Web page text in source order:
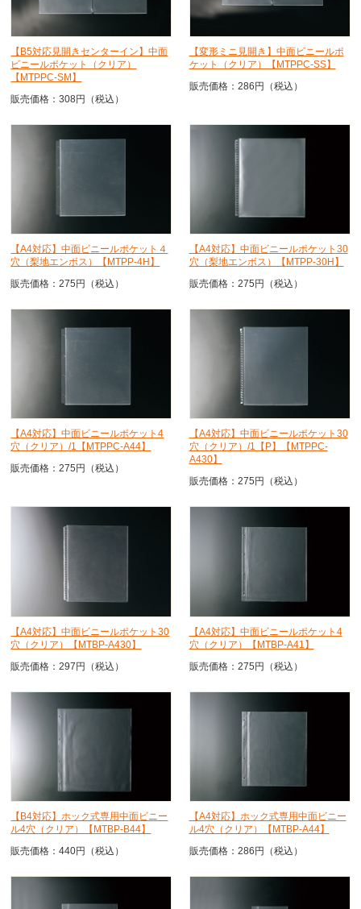
【B5対応見開きセンターイン】中面
ビニールポケット（クリア）
【MTPPC-SM】
販売価格：308円（税込）
【変形ミニ見開き】中面ビニールポ
ケット（クリア）【MTPPC-SS】
販売価格：286円（税込）
【A4対応】中面ビニールポケット４
穴（梨地エンボス）【MTPP-4H】
販売価格：275円（税込）
【A4対応】中面ビニールポケット30
穴（梨地エンボス）【MTPP-30H】
販売価格：275円（税込）
【A4対応】中面ビニールポケット4
穴（クリア）/1【MTPPC-A44】
販売価格：275円（税込）
【A4対応】中面ビニールポケット30
穴（クリア）/1【P】【MTPPC-
A430】
販売価格：275円（税込）
【A4対応】中面ビニールポケット30
穴（クリア）【MTBP-A430】
販売価格：297円（税込）
【A4対応】中面ビニールポケット4
穴（クリア）【MTBP-A41】
販売価格：275円（税込）
【B4対応】ホック式専用中面ビニー
ル4穴（クリア）【MTBP-B44】
販売価格：440円（税込）
【A4対応】ホック式専用中面ビニー
ル4穴（クリア）【MTBP-A44】
販売価格：286円（税込）